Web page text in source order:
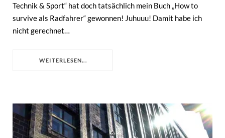
Technik & Sport“ hat doch tatsächlich mein Buch „How to
survive als Radfahrer“ gewonnen! Juhuuu! Damit habe ich
nicht gerechnet…
WEITERLESEN...